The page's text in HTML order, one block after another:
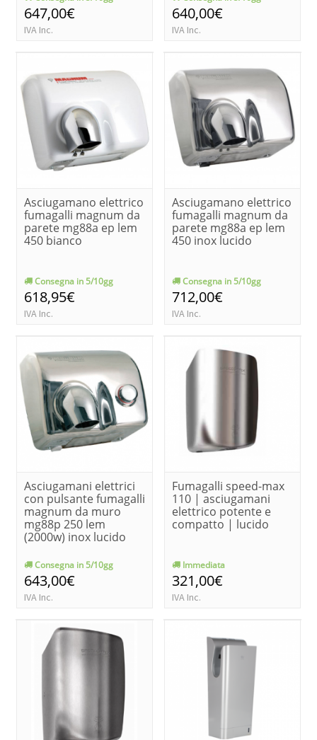
647,00€
IVA Inc.
640,00€
IVA Inc.
Asciugamano elettrico
fumagalli magnum da
parete mg88a ep lem
450 bianco
Consegna in 5/10gg
618,95€
IVA Inc.
Asciugamano elettrico
fumagalli magnum da
parete mg88a ep lem
450 inox lucido
Consegna in 5/10gg
712,00€
IVA Inc.
Asciugamani elettrici
con pulsante fumagalli
magnum da muro
mg88p 250 lem
(2000w) inox lucido
Consegna in 5/10gg
643,00€
IVA Inc.
Fumagalli speed-max
110 | asciugamani
elettrico potente e
compatto | lucido
Immediata
321,00€
IVA Inc.